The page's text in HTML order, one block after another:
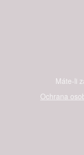
Máte-li
Ochrana